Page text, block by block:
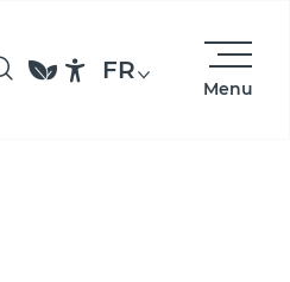
Menu
Accessibilité
FR